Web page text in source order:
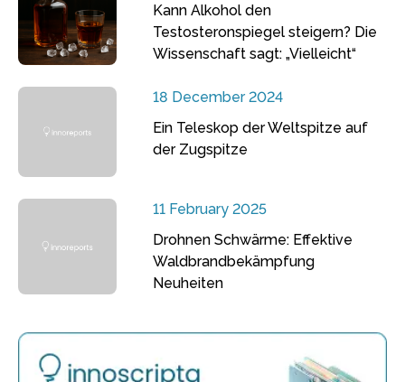
Kann Alkohol den
Testosteronspiegel steigern? Die
Wissenschaft sagt: „Vielleicht“
18 December 2024
Ein Teleskop der Weltspitze auf
der Zugspitze
11 February 2025
Drohnen Schwärme: Effektive
Waldbrandbekämpfung
Neuheiten